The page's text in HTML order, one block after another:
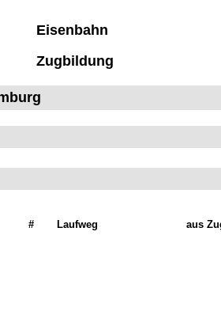
Eisenbahn
Zugbildung
# Laufweg aus